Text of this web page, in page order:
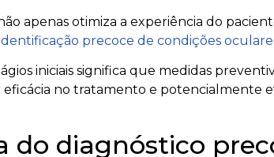
apenas otimiza a experiência do
precoce de condições
iniciais significa que medidas
no tratamento e potencialmente
do diagnóstico